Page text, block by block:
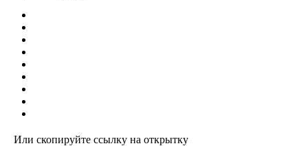
Или скопируйте ссылку на открытку